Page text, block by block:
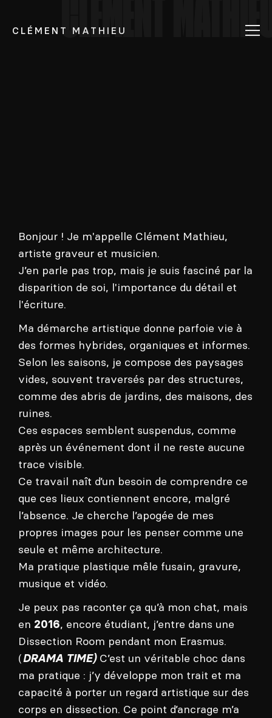
CLÉMENT MATHIEU
CLÉMENT
Bonjour ! Je m'appelle Clément Mathieu,
artiste graveur et musicien.
J’en parle pas trop, mais je suis fasciné par la
disparition de soi, l'importance du détail et
l'écriture.
Ma démarche artistique donne parfoie vie à
des formes hybrides, organiques et informes.
Selon les saisons, je compose des paysages
vides, souvent traversés par des structures,
comme des abris de jardins, des maisons, des
ruines.
Ces espaces semblent suspendus, comme
après un événement dont il ne reste aucune
trace visible.
Ce travail naît d’un besoin de comprendre ce
que ces lieux contiennent encore, malgré
l’absence. Je cherche l’apogée de mes
propres images pour les penser comme une
seule et même architecture.
Ma pratique plastique mêle fusain, gravure,
musique et vidéo.
Je peux pas raconter ça qu’à mon chat, mais
en 2016, encore étudiant, j’entre dans une
Dissection Room pendant mon Erasmus.
(DRAMA TIME) C’est un véritable choc dans
ma pratique : j’y développe mon trait et ma
capacité à porter un regard artistique sur des
corps en dissection. Ce point d’ancrage m’a